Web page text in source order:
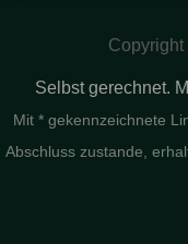
Selbst gerechnet.
Mit * gekennzeichnete
Abschluss zustande,